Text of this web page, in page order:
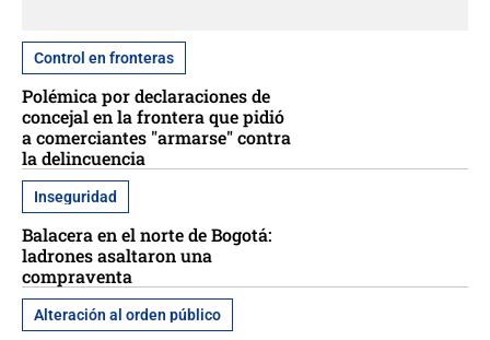
Control en fronteras
Polémica por declaraciones de
concejal en la frontera que pidió
a comerciantes "armarse" contra
la delincuencia
Inseguridad
Balacera en el norte de Bogotá:
ladrones asaltaron una
compraventa
Alteración al orden público